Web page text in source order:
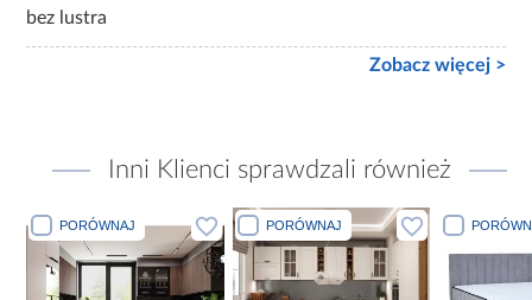
bez lustra
Zobacz więcej >
Inni Klienci sprawdzali również
PORÓWNAJ PORÓWNAJ